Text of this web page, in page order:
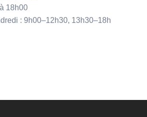
18h00
: 9h00–12h30, 13h30–18h